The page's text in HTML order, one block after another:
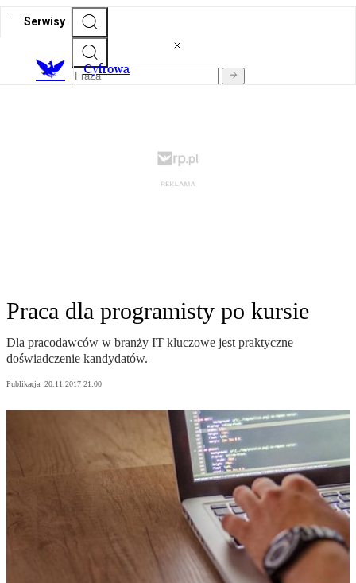
Serwisy
Cyfrowa
Praca dla programisty po kursie
Dla pracodawców w branży IT kluczowe jest praktyczne
doświadczenie kandydatów.
Publikacja: 20.11.2017 21:00